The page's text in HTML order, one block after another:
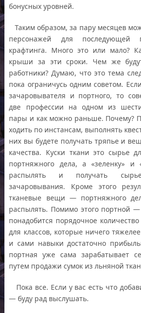
бонусных уровней.
Таким образом, за пару месяцев
персонажей для последующей
крафтинга. Много это или
крыши за эти сроки. Чем же
работники? Думаю, что это тема
пока ограничусь одним советом.
зачаровывателя и портного, то
две профессии на одном из
пары и как можно раньше. Почему?
ходить по инстансам, выполнять
них вы будете получать тряпье и
качества. Куски ткани это сырье
портняжного дела, а «зеленку» и
распылять и получать
зачаровывания. Кроме этого
тканевые вещи — портняжного
распылять. Помимо этого портной
понадобится порядочное
для классов, которые ничего
и сами навыки достаточно
портная уже сама зарабатывает
путем продажи сумок из льняной
Пока все. Если у вас есть что
— буду рад выслушать.